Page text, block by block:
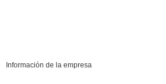
Información de la empresa